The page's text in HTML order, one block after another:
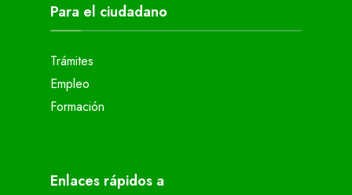
Para el ciudadano
Trámites
Empleo
Formación
Enlaces rápidos a